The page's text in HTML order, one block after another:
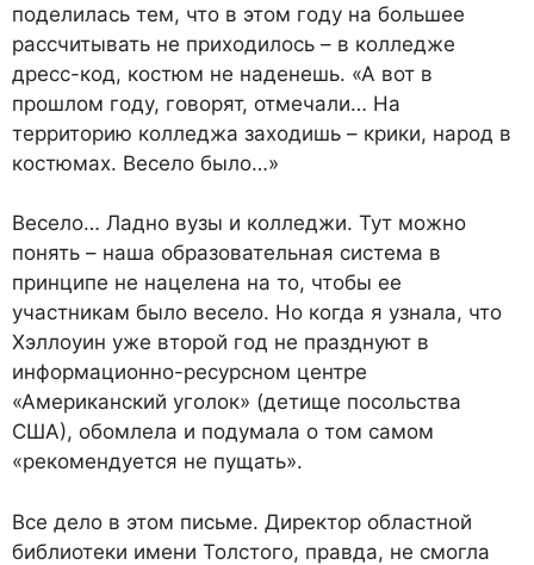
поделилась тем, что в этом году на большее
рассчитывать не приходилось – в колледже
дресс-код, костюм не наденешь. «А вот в
прошлом году, говорят, отмечали… На
территорию колледжа заходишь – крики, народ в
костюмах. Весело было…»
Весело… Ладно вузы и колледжи. Тут можно
понять – наша образовательная система в
принципе не нацелена на то, чтобы ее
участникам было весело. Но когда я узнала, что
Хэллоуин уже второй год не празднуют в
информационно-ресурсном центре
«Американский уголок» (детище посольства
США), обомлела и подумала о том самом
«рекомендуется не пущать».
Все дело в этом письме. Директор областной
библиотеки имени Толстого, правда, не смогла